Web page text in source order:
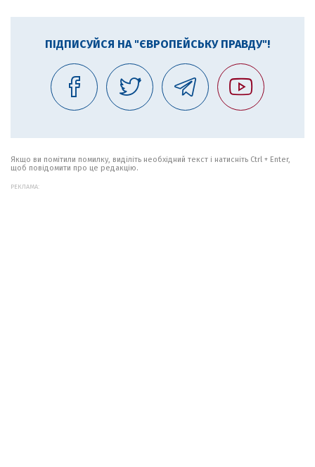
ПІДПИСУЙСЯ НА "ЄВРОПЕЙСЬКУ ПРАВДУ"!
Якщо ви помітили помилку, виділіть необхідний текст і натисніть Ctrl + Enter,
щоб повідомити про це редакцію.
РЕКЛАМА: